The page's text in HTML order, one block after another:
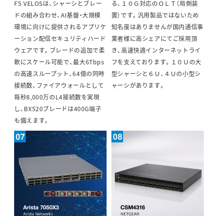
F5 VELOSは、シャーシとブレー
ドの組み合わせ、AI基盤・大規模
環境に向けに提供されるアプリケ
ーション配信セキュリティハード
ウェアです。ブレードの追加で柔
軟にスケール可能で、最大6Tbps
の高速スループット、64億の同時
接続数、ファイアウォールとして
毎秒8,000万のL4接続数を実現
し、BX520ブレードは400G端子
も備えます。
る、１０Ｇ対応のＯＬＴ（局側装
置）です。汎用製品ではないため
知名度はありませんが国内通信事
業者様に高シェアにてご採用頂
き、高速快適インターネットライ
フを支えております。１０Ｕの大
型シャーシと６Ｕ、４Ｕの小型シ
ャーシがあります。